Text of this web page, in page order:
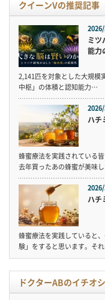
クイーンVの推奨記事
ミ
能力
2,141匹を対象とした大規模
中枢」の体積と認知能力…
ハチ
蜂蜜療法を実践されている
去年買ったあの蜂蜜が美味
ハチ
蜂蜜療法を実践していると
験」をすると思います。そ
ドクターABのイチオシ